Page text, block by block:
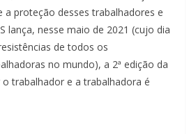
a proteção desses trabalhadores e
lança, nesse maio de 2021 (cujo dia
de todos os
no mundo), a 2ª edição da
trabalhador e a trabalhadora é